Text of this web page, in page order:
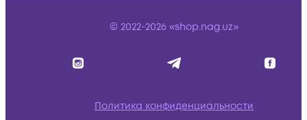
© 2022-2026 «shop.nag.uz»
Политика конфиденциальности